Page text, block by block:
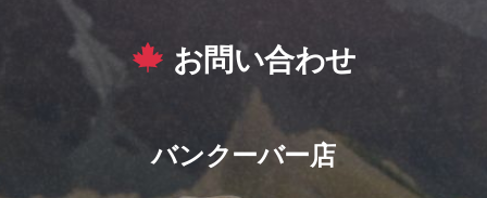
お問い合わせ
バンクーバー店